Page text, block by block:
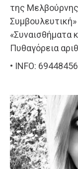
της
Συμβουλευτική»
«Συναισθήματα
Πυθαγόρεια
• INFO: